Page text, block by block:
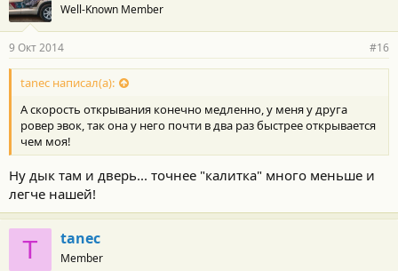
Well-Known Member
9 Окт 2014 #16
tanec написал(а):
А скорость открывания конечно медленно, у меня у друга
ровер эвок, так она у него почти в два раз быстрее открывается
чем моя!
Ну дык там и дверь... точнее "калитка" много меньше и
легче нашей!
T tanec
Member